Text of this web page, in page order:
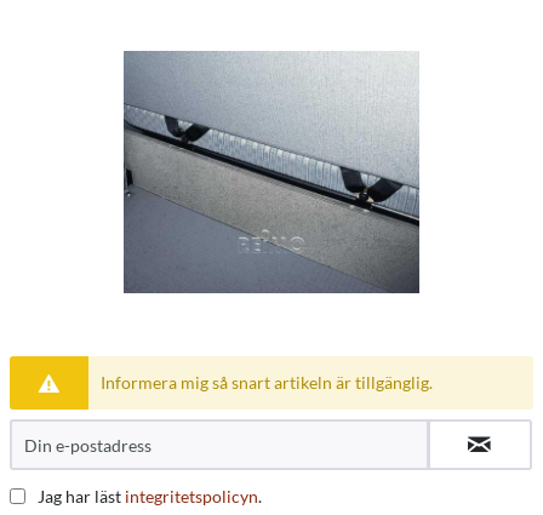
Informera mig så snart artikeln är tillgänglig.
Jag har läst integritetspolicyn.